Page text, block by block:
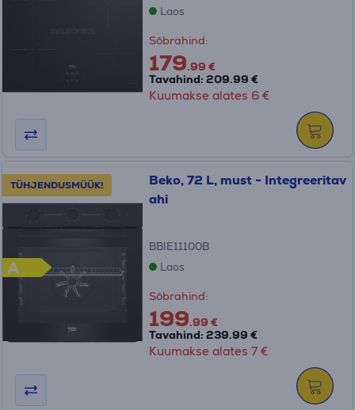
Laos
Sõbrahind:
179.99 €
Tavahind: 209.99 €
Kuumakse alates 6 €
TÜHJENDUSMÜÜK!
A
Beko, 72 L, must - Integreeritav
ahi
BBIE11100B
Laos
Sõbrahind:
199.99 €
Tavahind: 239.99 €
Kuumakse alates 7 €